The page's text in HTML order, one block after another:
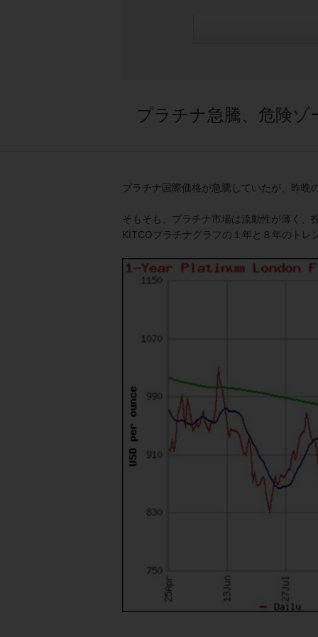
プラチナ急騰、危険ゾ
プラチナ国際価格が急騰していたが、昨晩
そもそも、プラチナ市場は流動性が薄く、
KITCOプラチナグラフの１年と８年のトレ